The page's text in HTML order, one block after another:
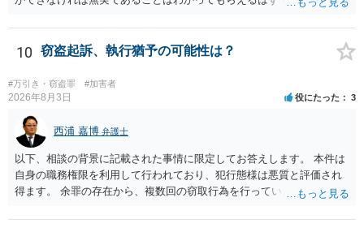
10 窃盗起訴、執行猶予の可能性は？
#万引き・窃盗罪 #加害者
2026年8月3日 役にたった 3
西浦 嘉博 弁護士
以下、相談の背景に記載された事情に限定してお答えします。 本件は
自身の職務権限を利用して行われており、犯行態様は悪質と評価され
得ます。 余罪の存在から、複数回の窃取行為を行っていたことも悪質
ると思われます。 他方、余罪を含めた全額を弁済していることは、被